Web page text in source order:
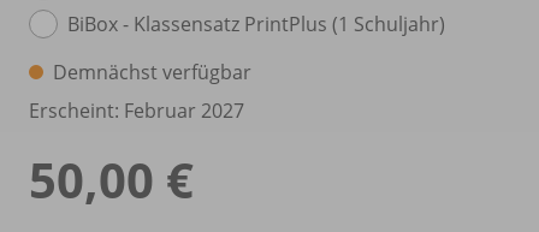
BiBox - Klassensatz PrintPlus (1 Schuljahr)
Demnächst verfügbar
Erscheint: Februar 2027
50,00 €